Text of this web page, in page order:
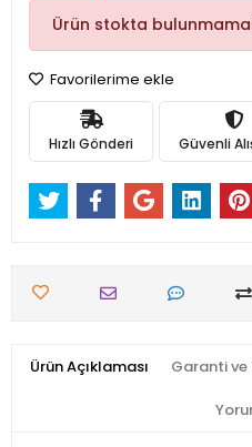
Ürün stokta
Favorilerime ekle
Hızlı Gönderi Güvenli
Ürün Açıklaması Garanti